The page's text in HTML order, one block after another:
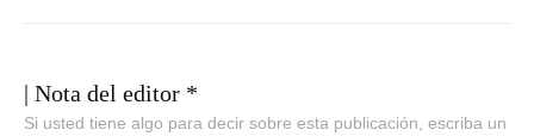
| Nota del editor *
Si usted tiene algo para decir sobre esta publicación, escriba un